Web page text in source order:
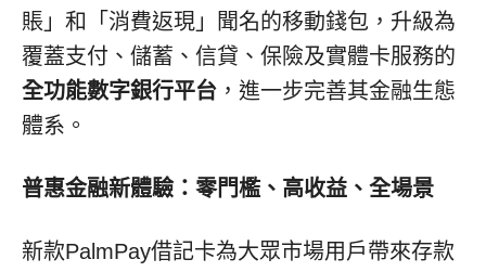
賬」和「消費返現」聞名的移動錢包，升級為
覆蓋支付、儲蓄、信貸、保險及實體卡服務的
全功能數字銀行平台 ，進一步完善其金融生態
體系。
普惠金融新體驗：零門檻、高收益、全場景
新款PalmPay借記卡為大眾市場用戶帶來存款